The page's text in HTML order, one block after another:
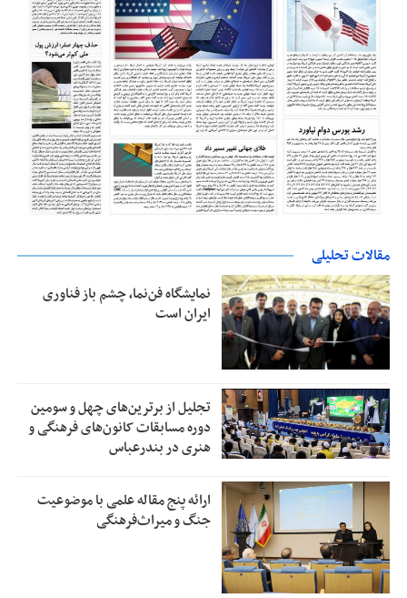
مقالات تحلیلی
نمایشگاه فن‌نما، چشم باز فناوری
ایران است
تجلیل از بر‌ترین‌های چهل و سومین
دوره مسابقات کانون‌های فرهنگی و
هنری در بندرعباس
ارائه پنج مقاله علمی با موضوعیت
جنگ و میراث‌فرهنگی